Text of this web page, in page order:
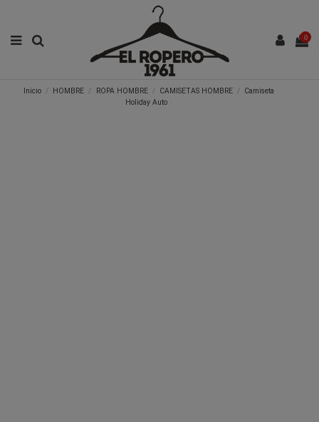
0
Inicio HOMBRE ROPA HOMBRE CAMISETAS HOMBRE
Camiseta
Holiday Auto